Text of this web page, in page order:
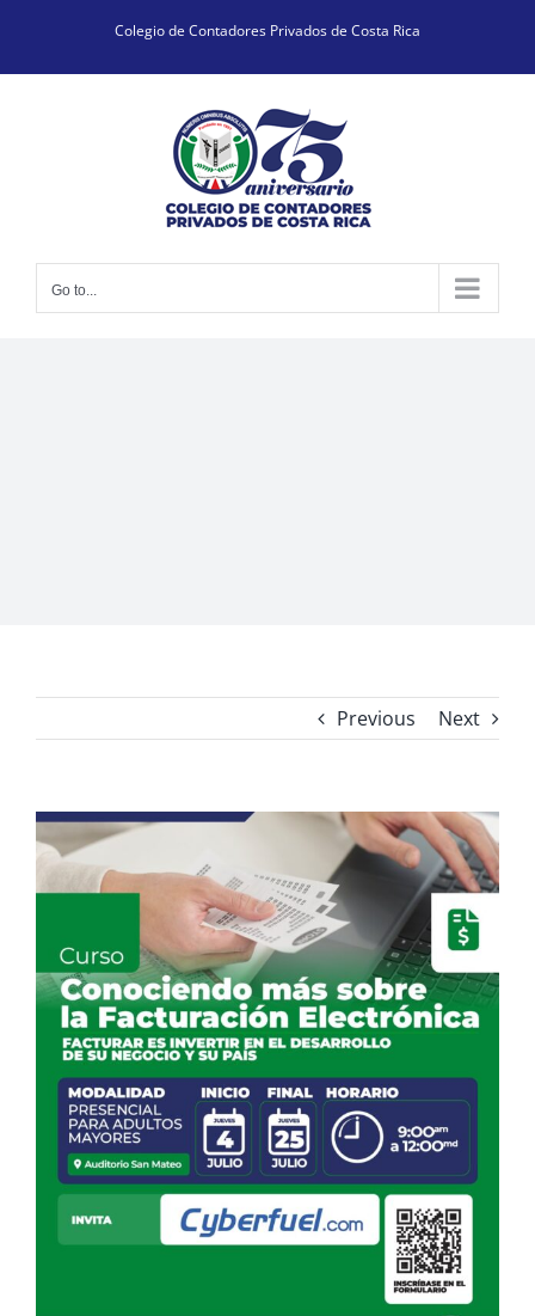
content
Colegio de Contadores Privados de Costa Rica
Go to...
Previous Next
View
Larger
Image